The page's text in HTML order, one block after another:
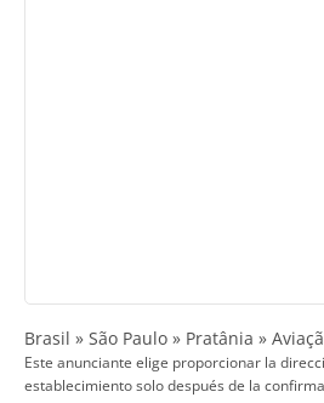
Brasil » São Paulo » Pratânia »
Este anunciante elige proporcionar la
establecimiento solo después de la